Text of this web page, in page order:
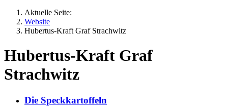
Aktuelle Seite:
Website
Hubertus-Kraft Graf Strachwitz
Hubertus-Kraft Graf
Strachwitz
Die Speckkartoffeln